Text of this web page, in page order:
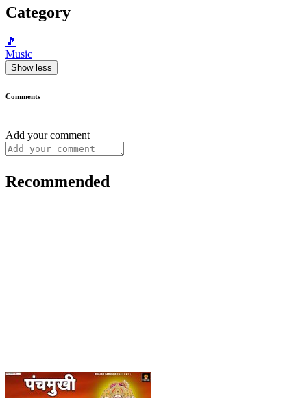
Category
🎵
Music
Show less
Comments
Add your comment
Recommended